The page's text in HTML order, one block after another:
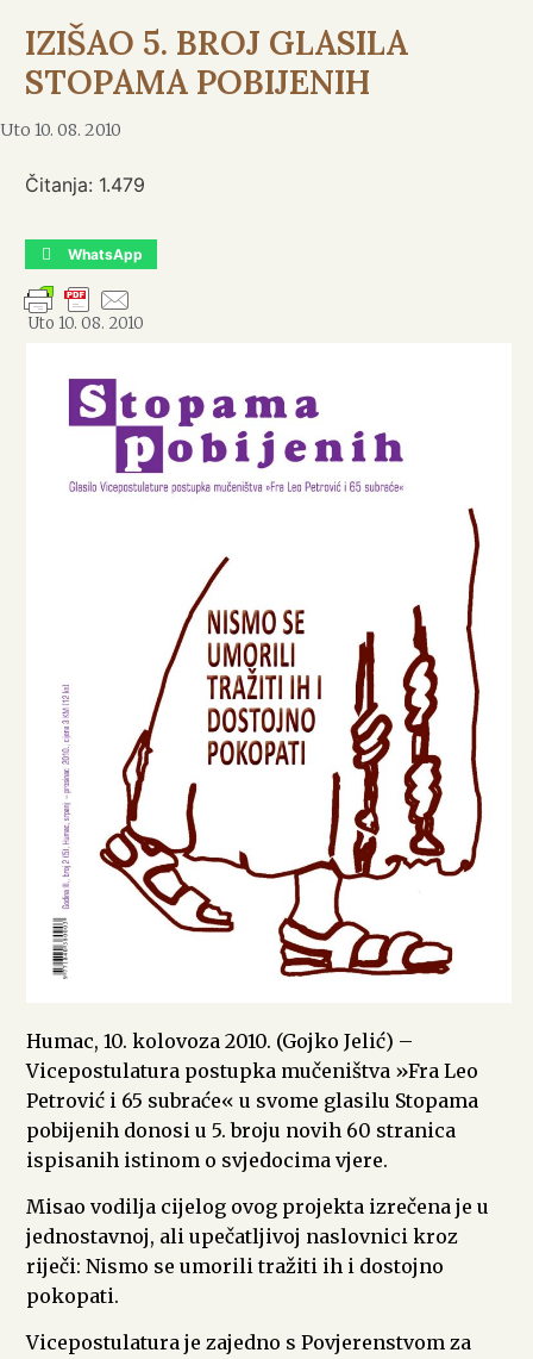
IZIŠAO 5. BROJ GLASILA
STOPAMA POBIJENIH
Uto 10. 08. 2010
Čitanja: 1.479
WhatsApp
Uto 10. 08. 2010
Humac, 10. kolovoza 2010. (Gojko Jelić) –
Vicepostulatura postupka mučeništva »Fra Leo
Petrović i 65 subraće« u svome glasilu Stopama
pobijenih donosi u 5. broju novih 60 stranica
ispisanih istinom o svjedocima vjere.
Misao vodilja cijelog ovog projekta izrečena je u
jednostavnoj, ali upečatljivoj naslovnici kroz
riječi: Nismo se umorili tražiti ih i dostojno
pokopati.
Vicepostulatura je zajedno s Povjerenstvom za